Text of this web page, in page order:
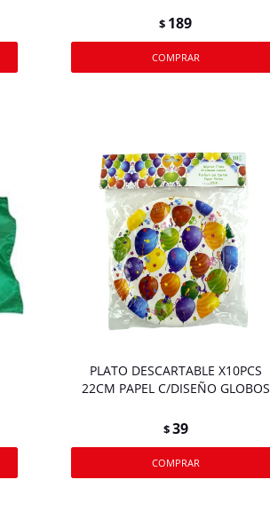
$ 189
PLATO DESCARTABLE X10PCS
22CM PAPEL C/DISEÑO GLOBOS
$39